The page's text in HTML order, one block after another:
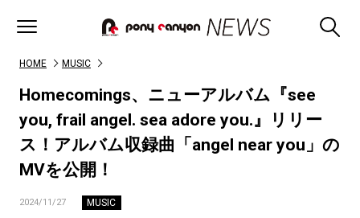
HOME MUSIC
Homecomings、ニューアルバム『see
you, frail angel. sea adore you.』リリー
ス！アルバム収録曲「angel near you」の
MVを公開！
2024/11/27 MUSIC